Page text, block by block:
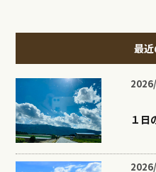
最
１日